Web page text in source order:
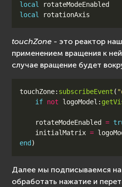
local
rotateModeEnabled
local
rotationAxis
touchZone - это реактор
применением вращения к
случае вращение будет
touchZone: subscribeEvent (
if not logoModel :
rotateModeEnabled =
initialMatrix =
end )
Далее мы подписываемся
обработать нажатие и